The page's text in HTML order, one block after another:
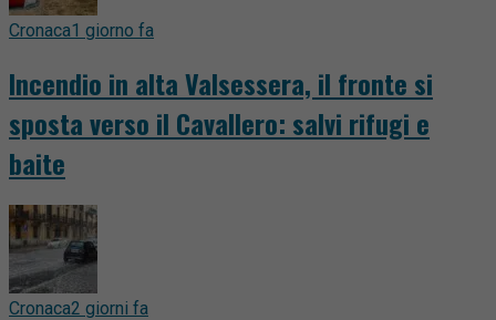
Cronaca1 giorno fa
Incendio in alta Valsessera, il fronte si
sposta verso il Cavallero: salvi rifugi e
baite
Cronaca2 giorni fa